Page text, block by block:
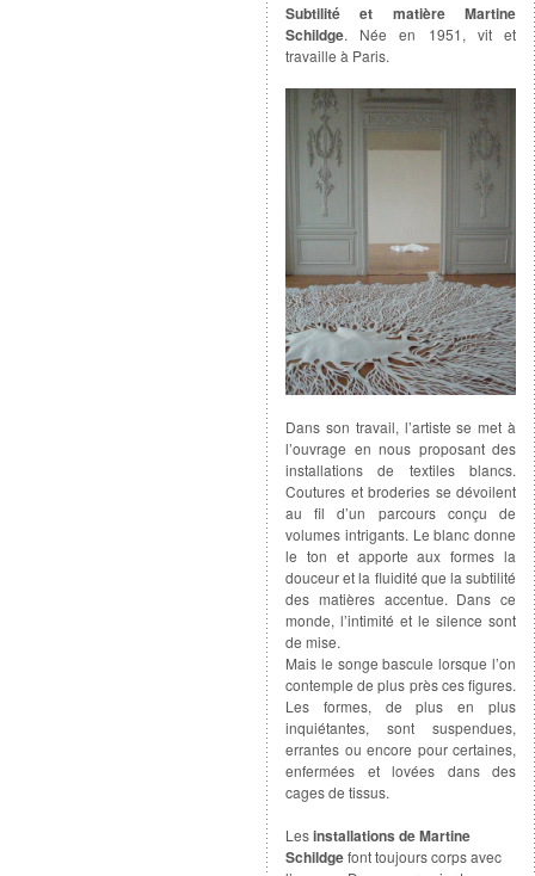
Subtilité et matière Martine
Schildge. Née en 1951, vit et
travaille à Paris.
Dans son travail, l’artiste se met à
l’ouvrage en nous proposant des
installations de textiles blancs.
Coutures et broderies se dévoilent
au fil d’un parcours conçu de
volumes intrigants. Le blanc donne
le ton et apporte aux formes la
douceur et la fluidité que la subtilité
des matières accentue. Dans ce
monde, l’intimité et le silence sont
de mise.
Mais le songe bascule lorsque l’on
contemple de plus près ces figures.
Les formes, de plus en plus
inquiétantes, sont suspendues,
errantes ou encore pour certaines,
enfermées et lovées dans des
cages de tissus.
Lesinstallations de Martine
Schildgefont toujours corps avec